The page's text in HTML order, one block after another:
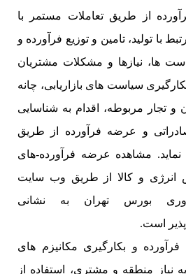
از طریق تعاملات مستمر با
با تولید، تامین و توزیع فرآورده و
ها، نیازها و مشکلات مشتریان
سیاست های بازاریابی، چانه
و تجار مربوطه، اقدام به شناسایی
و عرضه فرآورده از طریق
مشاهده عرضه فرآورده-های
انرژی و کالا از طریق وب سایت
بورس تهران به نشانی
و بکارگیری مکانیزم های
نیاز منطقه و مشتری، استفاده از